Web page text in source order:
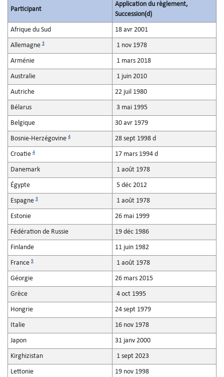
Participant
Application du règlement,
Succession(d)
Afrique du Sud 18 avr 2001
Allemagne 3 1 nov 1978
Arménie 1 mars 2018
Australie 1 juin 2010
Autriche 22 juil 1980
Bélarus 3 mai 1995
Belgique 30 avr 1979
Bosnie-Herzégovine 4 28 sept 1998 d
Croatie 4 17 mars 1994 d
Danemark 1 août 1978
Égypte 5 déc 2012
Espagne 3 1 août 1978
Estonie 26 mai 1999
Fédération de Russie 19 déc 1986
Finlande 11 juin 1982
France 5 1 août 1978
Géorgie 26 mars 2015
Grèce 4 oct 1995
Hongrie 24 sept 1979
Italie 16 nov 1978
Japon 31 janv 2000
Kirghizistan 1 sept 2023
Lettonie 19 nov 1998